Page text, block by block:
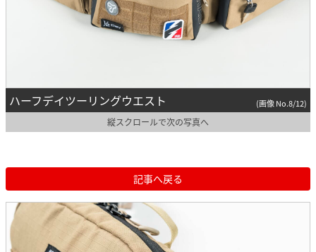
ハーフデイツーリングウエスト (画像 No.8/12)
縦スクロールで次の写真へ
記事へ戻る